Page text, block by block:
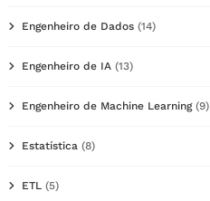
Engenheiro de Dados (14)
Engenheiro de IA (13)
Engenheiro de Machine Learning(9)
Estatística (8)
ETL (5)